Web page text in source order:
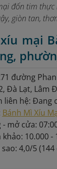
đốn tim thực
giòn tan,
mại
đường
Đà Lạt, Lâm
liên hệ: Đang
Bánh Mì Xíu
mở cửa:
10.000 -
4,0/5